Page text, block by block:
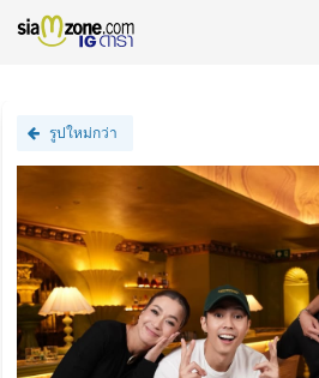
รูปใหม่กว่า